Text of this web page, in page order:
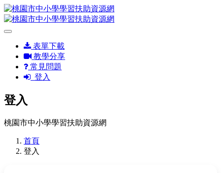
表單下載
教學分享
常見問題
登入
登入
桃園市中小學學習扶助資源網
首頁
登入